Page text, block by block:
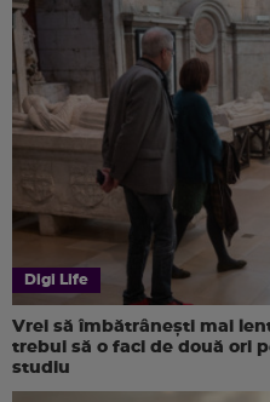
Digi Life
Vrei să îmbătrânești mai
trebui să o faci de două ori
studiu